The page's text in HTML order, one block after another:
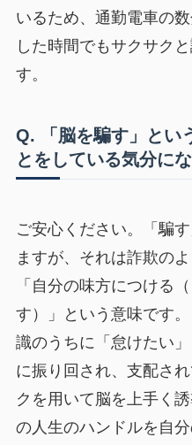
いるため、通勤電車の
した時間でもサクサク
す。
Q. 「脳を騙す」とい
とをしている気分に
ご安心ください。「騙
ますが、それは詐欺の
「自分の味方につける
す）」という意味です
識のうちに「怠けたい
に振り回され、支配さ
クを用いて脳を上手く
の人生のハンドルを自